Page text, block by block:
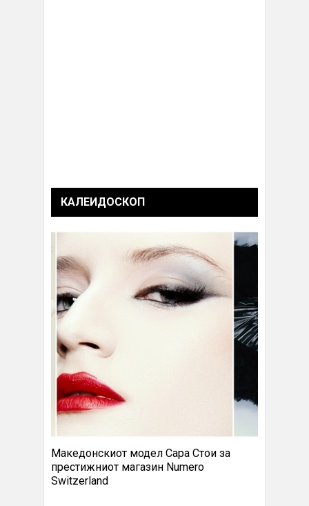
КАЛЕИДОСКОП
Македонскиот модел Сара Стои за
престижниот магазин Numero
Switzerland